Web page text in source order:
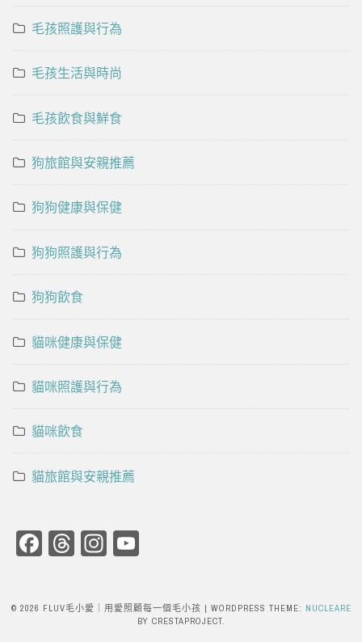
毛孩照護與行為
毛孩生活與時尚
毛孩飲食與鮮食
狗旅館與安親推薦
狗狗健康與保健
狗狗照護與行為
狗狗飲食
貓咪健康與保健
貓咪照護與行為
貓咪飲食
貓旅館與安親推薦
Facebook
ThreadsInstagram
© 2026 FLUV毛小愛｜用愛照顧每一個毛小孩 | WORDPRESS THEME: NUCLEARE
BY CRESTAPROJECT.